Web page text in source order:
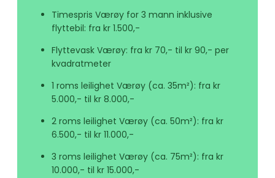
Timespris Værøy for 3 mann inklusive
flyttebil: fra kr 1.500,-
Flyttevask Værøy: fra kr 70,- til kr 90,- per
kvadratmeter
1 roms leilighet Værøy (ca. 35m²): fra kr
5.000,- til kr 8.000,-
2 roms leilighet Værøy (ca. 50m²): fra kr
6.500,- til kr 11.000,-
3 roms leilighet Værøy (ca. 75m²): fra kr
10.000,- til kr 15.000,-